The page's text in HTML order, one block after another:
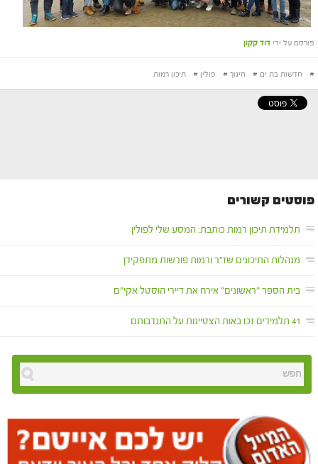
פורסם על ידי דוד קקון
# חדשות בת ים # חינוך # פולין # תיכון רמות
פוסטים קשורים
תלמידת תיכון רמות כותבת: המסע שלי לפולין
מנהלות התיכונים שז"ר ורמות פורשות מתפקידן
בית הספר "ראשונים" אירח את דיירי הוסטל אקי"ם
41 תלמידים זכו באות הצטיינות על התנדבותם